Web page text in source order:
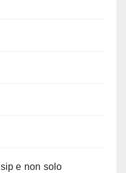
e non solo